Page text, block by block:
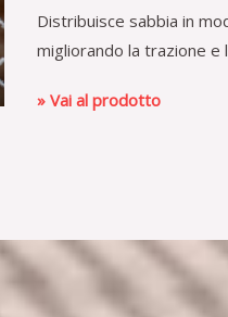
Distribuisce sabbia in
migliorando la trazione e
» Vai al prodotto